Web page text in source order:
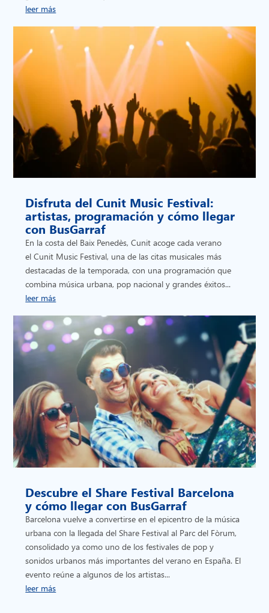
leer más
Disfruta del Cunit Music Festival:
artistas, programación y cómo llegar
con BusGarraf
En la costa del Baix Penedès, Cunit acoge cada verano
el Cunit Music Festival, una de las citas musicales más
destacadas de la temporada, con una programación que
combina música urbana, pop nacional y grandes éxitos...
leer más
Descubre el Share Festival Barcelona
y cómo llegar con BusGarraf
Barcelona vuelve a convertirse en el epicentro de la música
urbana con la llegada del Share Festival al Parc del Fòrum,
consolidado ya como uno de los festivales de pop y
sonidos urbanos más importantes del verano en España. El
evento reúne a algunos de los artistas...
leer más